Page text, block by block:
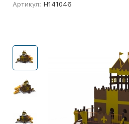
Артикул: Н141046